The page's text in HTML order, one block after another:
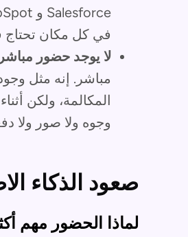
في كل مكان تحتاج
لا يوجد حضور
مباشر. إنه مثل
المكالمة، ولكن
وجوه ولا صور ولا
صعود الذكاء
لماذا الحضور مهم